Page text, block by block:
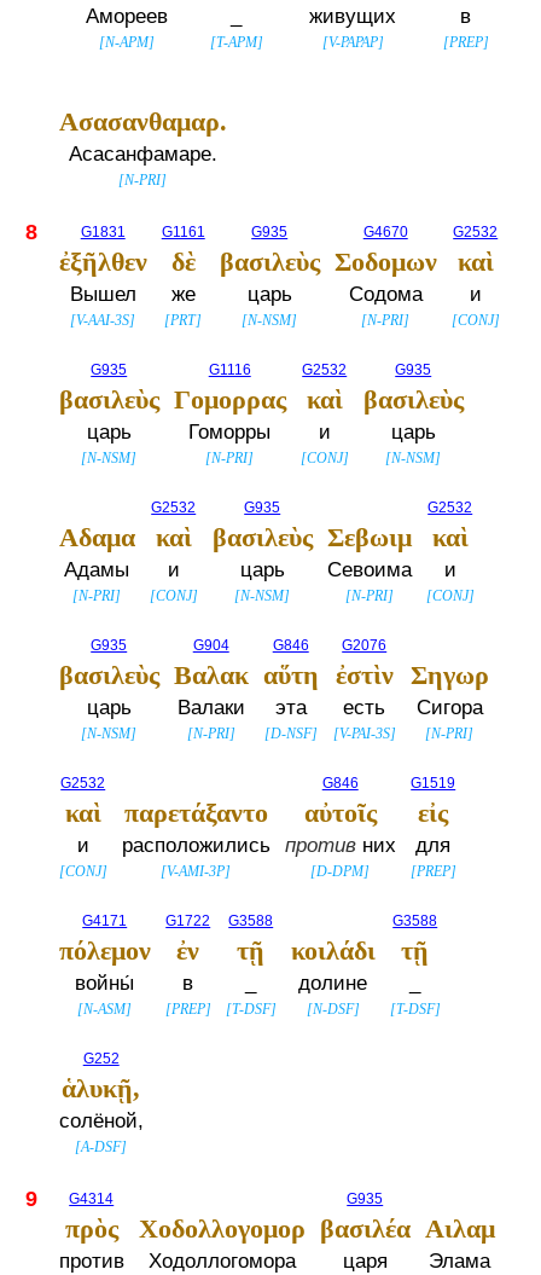
Амореев
[N-APM] [T-APM]
живущих
[V-PAPAP]
в
[PREP]
Ασασανθαμαρ.
Асасанфамаре.
[N-PRI]
8 G1831
ἐξῆλθεν
Вышел
[V-AAI-3S]
G1161
δὲ
же
[PRT]
G935
βασιλεὺς
царь
[N-NSM]
G4670
Σοδομων
Содома
[N-PRI]
G2532
καὶ
и
[CONJ]
G935
βασιλεὺς
царь
[N-NSM]
G1116
Γομορρας
Гоморры
[N-PRI]
G2532
καὶ
и
[CONJ]
G935
βασιλεὺς
царь
[N-NSM]
Αδαμα
Адамы
[N-PRI]
G2532
καὶ
и
[CONJ]
G935
βασιλεὺς
царь
[N-NSM]
Σεβωιμ
Севоима
[N-PRI]
G2532
καὶ
и
[CONJ]
G935
βασιλεὺς
царь
[N-NSM]
G904
Βαλακ
Валаки
[N-PRI]
G846
αὕτη
эта
[D-NSF]
G2076
ἐστὶν
есть
[V-PAI-3S]
Σηγωρ
Сигора
[N-PRI]
G2532
καὶ
и
[CONJ]
παρετάξαντο
расположились
[V-AMI-3P]
G846
αὐτοῖς
противних
[D-DPM]
G1519
εἰς
для
[PREP]
G4171
πόλεμον
войны́
[N-ASM]
G1722
ἐν
в
[PREP]
G3588
τῇ
[T-DSF]
κοιλάδι
долине
[N-DSF]
G3588
τῇ
[T-DSF]
G252
ἁλυκῇ,
солёной,
[A-DSF]
9 G4314
πρὸς
против
Χοδολλογομορ
Ходоллогомора
G935
βασιλέα
царя
Αιλαμ
Элама